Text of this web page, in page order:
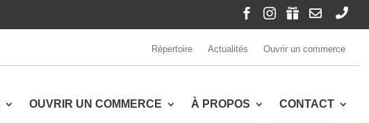
    
Répertoire Actualités Ouvrir un commerce
OUVRIR UN COMMERCE À PROPOS CONTACT